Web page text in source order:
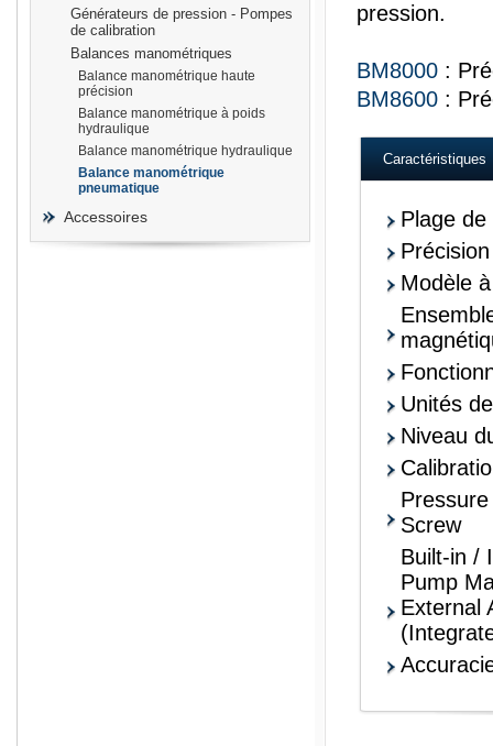
Générateurs de pression - Pompes
de calibration
Balances manométriques
Balance manométrique haute
précision
Balance manométrique à poids
hydraulique
Balance manométrique hydraulique
Balance manométrique
pneumatique
Accessoires
pression.
BM8000 :
BM8600 :
Caractéristiques
Plage
Modèle
Unités
Niveau
Screw
Built-in /
Pump
External